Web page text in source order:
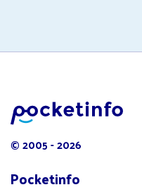
© 2005 - 2026
Pocketinfo